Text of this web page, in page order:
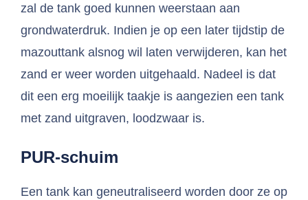
zal de tank goed kunnen weerstaan aan
grondwaterdruk. Indien je op een later tijdstip de
mazouttank alsnog wil laten verwijderen, kan het
zand er weer worden uitgehaald. Nadeel is dat
dit een erg moeilijk taakje is aangezien een tank
met zand uitgraven, loodzwaar is.
PUR-schuim
Een tank kan geneutraliseerd worden door ze op